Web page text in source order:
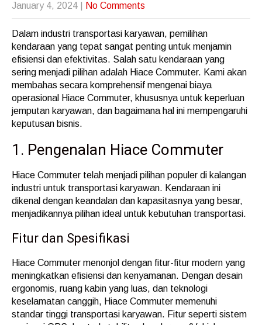
January 4, 2024 No Comments
Dalam industri transportasi karyawan, pemilihan
kendaraan yang tepat sangat penting untuk menjamin
efisiensi dan efektivitas. Salah satu kendaraan yang
sering menjadi pilihan adalah Hiace Commuter. Kami akan
membahas secara komprehensif mengenai biaya
operasional Hiace Commuter, khususnya untuk keperluan
jemputan karyawan, dan bagaimana hal ini mempengaruhi
keputusan bisnis.
1. Pengenalan Hiace Commuter
Hiace Commuter telah menjadi pilihan populer di kalangan
industri untuk transportasi karyawan. Kendaraan ini
dikenal dengan keandalan dan kapasitasnya yang besar,
menjadikannya pilihan ideal untuk kebutuhan transportasi.
Fitur dan Spesifikasi
Hiace Commuter menonjol dengan fitur-fitur modern yang
meningkatkan efisiensi dan kenyamanan. Dengan desain
ergonomis, ruang kabin yang luas, dan teknologi
keselamatan canggih, Hiace Commuter memenuhi
standar tinggi transportasi karyawan. Fitur seperti sistem